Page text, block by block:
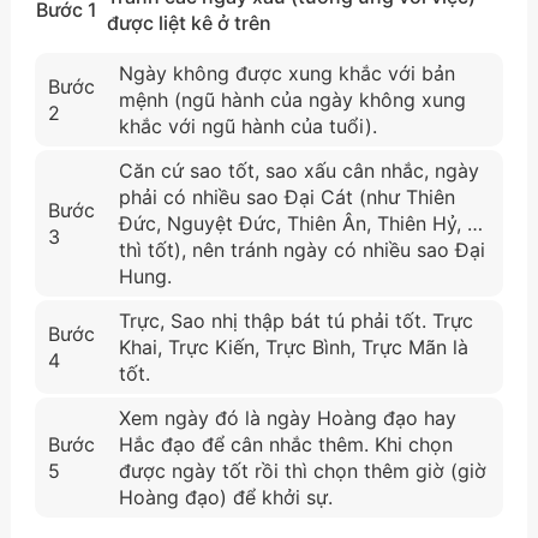
Bước 1
được liệt kê ở trên
Bước
2
Ngày không được xung khắc với bản
mệnh (ngũ hành của ngày không xung
khắc với ngũ hành của tuổi).
Bước
3
Căn cứ sao tốt, sao xấu cân nhắc, ngày
phải có nhiều sao Đại Cát (như Thiên
Đức, Nguyệt Đức, Thiên Ân, Thiên Hỷ, …
thì tốt), nên tránh ngày có nhiều sao Đại
Hung.
Bước
4
Trực, Sao nhị thập bát tú phải tốt. Trực
Khai, Trực Kiến, Trực Bình, Trực Mãn là
tốt.
Bước
5
Xem ngày đó là ngày Hoàng đạo hay
Hắc đạo để cân nhắc thêm. Khi chọn
được ngày tốt rồi thì chọn thêm giờ (giờ
Hoàng đạo) để khởi sự.